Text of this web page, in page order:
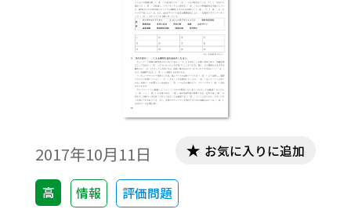
2017年10月11日
高 情報 評価問題
お気に入りに追加